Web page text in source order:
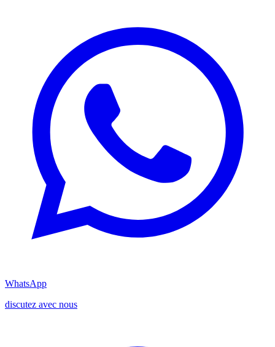
WhatsApp
discutez avec nous